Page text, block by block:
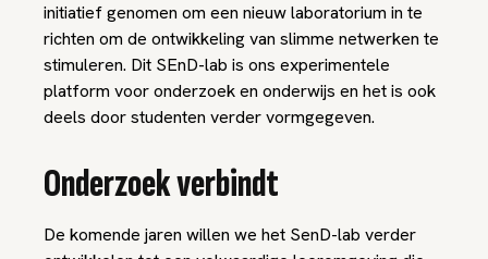
initiatief genomen om een nieuw laboratorium in te
richten om de ontwikkeling van slimme netwerken te
stimuleren. Dit SEnD-lab is ons experimentele
platform voor onderzoek en onderwijs en het is ook
deels door studenten verder vormgegeven.
Onderzoek verbindt
De komende jaren willen we het SenD-lab verder